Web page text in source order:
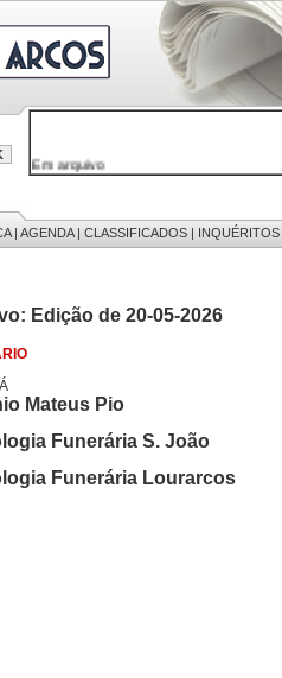
Em arquivo
32646 notícias
9886 mensagens
201 registos
| AGENDA| CLASSIFICADOS | INQUÉRITOS
Edição de 20-05-2026
Mateus Pio
Funerária S. João
Funerária Lourarcos